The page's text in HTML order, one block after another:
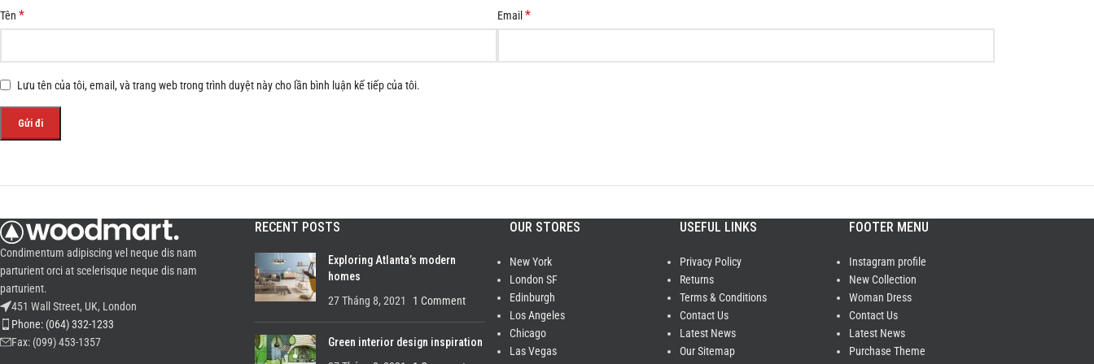
Tên * Email *
Lưu tên của tôi, email, và trang web trong trình duyệt này cho lần bình luận kế tiếp của tôi.
Condimentum adipiscing vel neque dis nam
parturient orci at scelerisque neque dis nam
parturient.
451 Wall Street, UK, London
Phone: (064) 332-1233
Fax: (099) 453-1357
RECENT POSTS
Exploring Atlanta’s modern
homes
27 Tháng 8, 2021
1 Comment
Green interior design inspiration
OUR STORES
New York
London SF
Edinburgh
Los Angeles
Chicago
Las Vegas
USEFUL LINKS
Privacy Policy
Returns
Terms & Conditions
Contact Us
Latest News
Our Sitemap
FOOTER MENU
Instagram profile
New Collection
Woman Dress
Contact Us
Latest News
Purchase Theme